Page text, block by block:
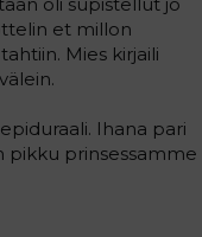
et millon
Mies kirjaili
Ihana pari
pikku prinsessamme